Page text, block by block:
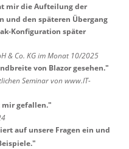
mir die Aufteilung der
und den späteren Übergang
Konfiguration später
& Co. KG im Monat 10/2025
von Blazor gesehen."
Seminar von www.IT-
mir gefallen."
auf unsere Fragen ein und
"